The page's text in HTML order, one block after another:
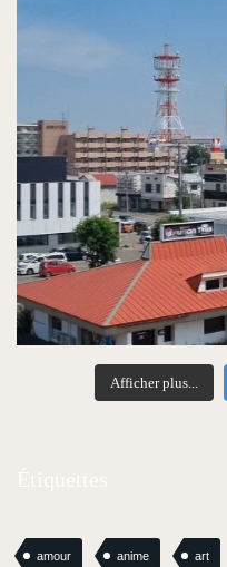
Afficher plus...
amour anime art